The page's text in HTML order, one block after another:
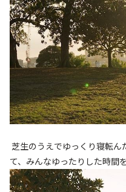
芝生のうえでゆっくり寝転
て、 みんなゆったりした時間